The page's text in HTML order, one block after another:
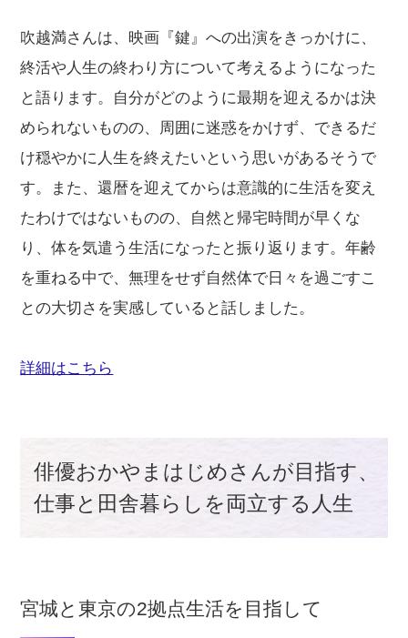
吹越満さんは、映画『鍵』への出演をきっかけに、
終活や人生の終わり方について考えるようになった
と語ります。自分がどのように最期を迎えるかは決
められないものの、周囲に迷惑をかけず、できるだ
け穏やかに人生を終えたいという思いがあるそうで
す。また、還暦を迎えてからは意識的に生活を変え
たわけではないものの、自然と帰宅時間が早くな
り、体を気遣う生活になったと振り返ります。年齢
を重ねる中で、無理をせず自然体で日々を過ごすこ
との大切さを実感していると話しました。
詳細はこちら
俳優おかやまはじめさんが目指す、
仕事と田舎暮らしを両立する人生
宮城と東京の2拠点生活を目指して